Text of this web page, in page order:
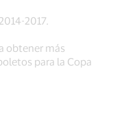
2017.
obtener más
para la Copa